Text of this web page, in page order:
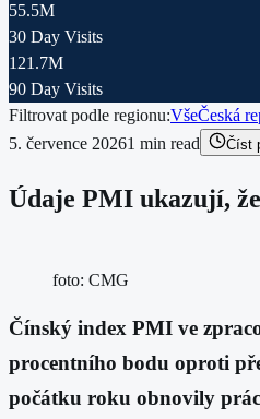
55.5M
30 Day Visits
121.7M
90 Day Visits
Filtrovat podle regionu:VšeČeská
5. července 20261 min read Číst
Údaje PMI ukazují,
foto: CMG
Čínský index PMI ve
procentního bodu oproti
počátku roku obnovily